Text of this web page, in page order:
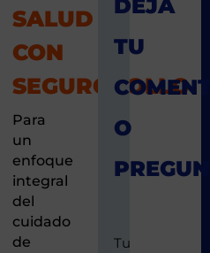
SALUD
CON
SEGURCHOLLO
Para
un
enfoque
integral
del
cuidado
de
Tu